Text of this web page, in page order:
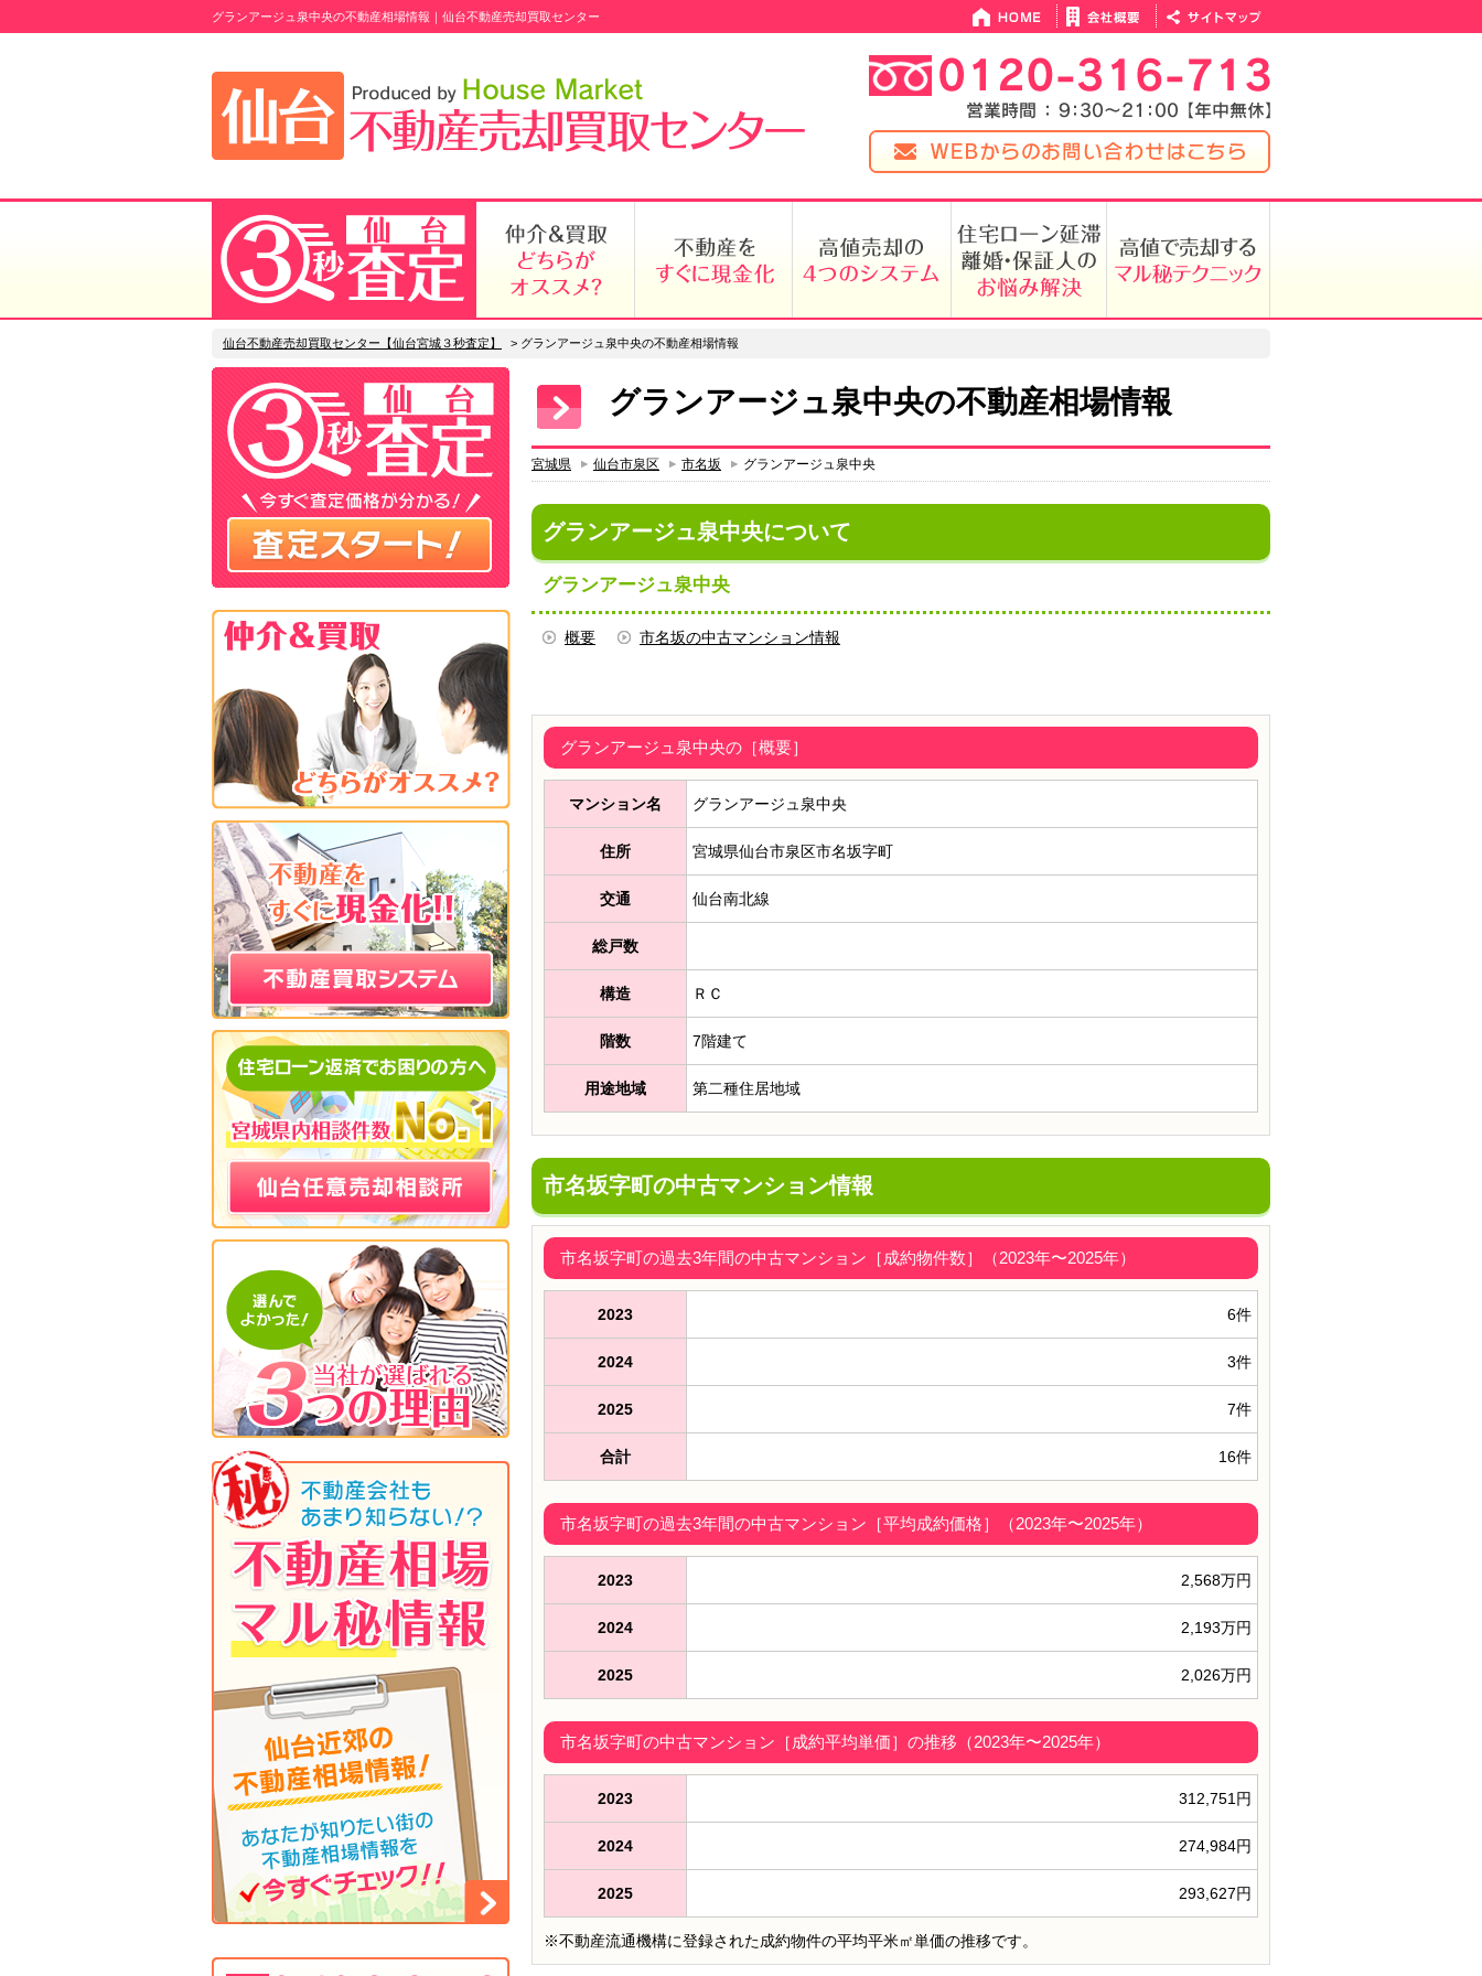
グランアージュ泉中央の不動産相場情報｜仙台不動産売却買取センター
仙台不動産売却買取センター【仙台宮城３秒査定】 > グランアージュ泉中央の不動産相場情報
グランアージュ泉中央の不動産相場情報
宮城県 仙台市泉区 市名坂 グランアージュ泉中央
グランアージュ泉中央について
グランアージュ泉中央
概要 市名坂の中古マンション情報
グランアージュ泉中央の［概要］
マンション名 グランアージュ泉中央
住所 宮城県仙台市泉区市名坂字町
交通 仙台南北線
総戸数
構造 ＲＣ
階数 7階建て
用途地域 第二種住居地域
市名坂字町の中古マンション情報
市名坂字町の過去3年間の中古マンション［成約物件数］（2023年〜2025年）
2023 6件
2024 3件
2025 7件
合計 16件
市名坂字町の過去3年間の中古マンション［平均成約価格］（2023年〜2025年）
2023 2,568万円
2024 2,193万円
2025 2,026万円
市名坂字町の中古マンション［成約平均単価］の推移（2023年〜2025年）
2023 312,751円
2024 274,984円
2025 293,627円
※不動産流通機構に登録された成約物件の平均平米㎡単価の推移です。